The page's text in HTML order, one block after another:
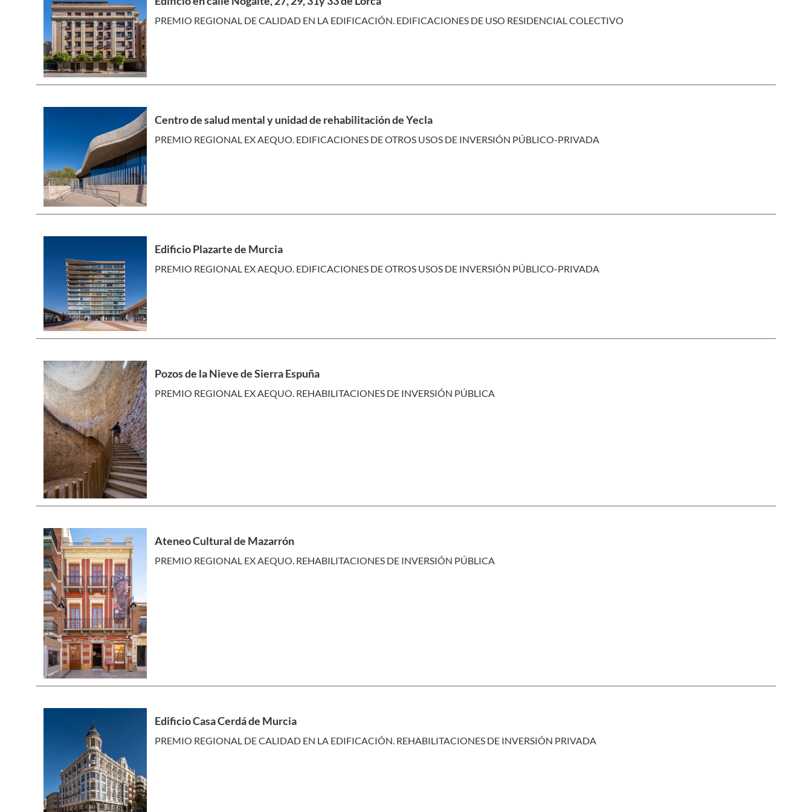
PREMIO REGIONAL DE CALIDAD EN LA EDIFICACIÓN. EDIFICACIONES DE USO RESIDENCIAL COLECTIVO
Centro de salud mental y unidad de rehabilitación de Yecla
PREMIO REGIONAL EX AEQUO. EDIFICACIONES DE OTROS USOS DE INVERSIÓN PÚBLICO-PRIVADA
Edificio Plazarte de Murcia
PREMIO REGIONAL EX AEQUO. EDIFICACIONES DE OTROS USOS DE INVERSIÓN PÚBLICO-PRIVADA
Pozos de la Nieve de Sierra Espuña
PREMIO REGIONAL EX AEQUO. REHABILITACIONES DE INVERSIÓN PÚBLICA
Ateneo Cultural de Mazarrón
PREMIO REGIONAL EX AEQUO. REHABILITACIONES DE INVERSIÓN PÚBLICA
Edificio Casa Cerdá de Murcia
PREMIO REGIONAL DE CALIDAD EN LA EDIFICACIÓN. REHABILITACIONES DE INVERSIÓN PRIVADA